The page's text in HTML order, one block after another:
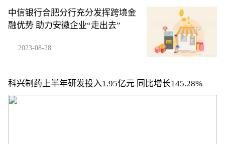
中信银行合肥分行充分发挥跨境金
融优势 助力安徽企业“走出去”
2023-08-28
科兴制药上半年研发投入1.95亿元 同比增长145.28%